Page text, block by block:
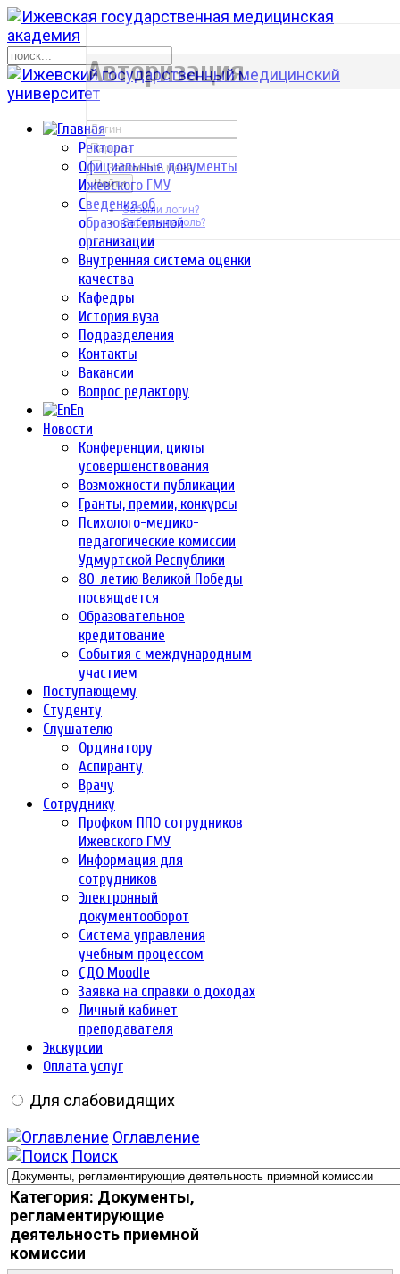
Ректорат
Официальные документы
Ижевского ГМУ
Сведения об
образовательной
организации
Внутренняя система оценки
качества
Кафедры
История вуза
Подразделения
Контакты
Вакансии
Вопрос редактору
En
Новости
Конференции, циклы
усовершенствования
Возможности публикации
Гранты, премии, конкурсы
Психолого-медико-
педагогические комиссии
Удмуртской Республики
80-летию Великой Победы
посвящается
Образовательное
кредитование
События с международным
участием
Поступающему
Студенту
Слушателю
Ординатору
Аспиранту
Врачу
Сотруднику
Профком ППО сотрудников
Ижевского ГМУ
Информация для
сотрудников
Электронный
документооборот
Система управления
учебным процессом
СДО Moodle
Заявка на справки о доходах
Личный кабинет
преподавателя
Экскурсии
Оплата услуг
Для слабовидящих
Оглавление
Поиск
Категория: Документы,
регламентирующие
деятельность приемной
комиссии
р
Авторизация
Запомнить меня
Войти
Забыли логин?
Забыли пароль?